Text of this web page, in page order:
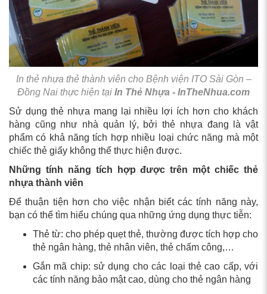
In thẻ nhựa thẻ thành viên cho Bệnh viện ITO Sài Gòn –
Đồng Nai thực hiện tại In Thẻ Nhựa - InTheNhua.com
Sử dụng thẻ nhựa mang lại nhiều lợi ích hơn cho khách
hàng cũng như nhà quản lý, bởi thẻ nhựa đang là vật
phẩm có khả năng tích hợp nhiều loại chức năng mà một
chiếc thẻ giấy không thể thực hiện được.
Những tính năng tích hợp được trên một chiếc thẻ
nhựa thành viên
Để thuận tiện hơn cho việc nhận biết các tính năng này,
bạn có thể tìm hiểu chúng qua những ứng dụng thực tiễn:
Thẻ từ: cho phép quẹt thẻ, thường được tích hợp cho
thẻ ngân hàng, thẻ nhân viên, thẻ chấm công,…
Gắn mã chip: sử dụng cho các loại thẻ cao cấp, với
các tính năng bảo mật cao, dùng cho thẻ ngân hàng